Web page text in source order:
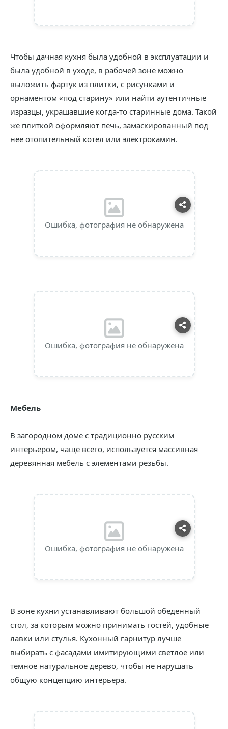
Чтобы дачная кухня была удобной в эксплуатации и
была удобной в уходе, в рабочей зоне можно
выложить фартук из плитки, с рисунками и
орнаментом «под старину» или найти аутентичные
изразцы, украшавшие когда-то старинные дома. Такой
же плиткой оформляют печь, замаскированный под
нее отопительный котел или электрокамин.
Ошибка, фотография не обнаружена
Ошибка, фотография не обнаружена
Мебель
В загородном доме с традиционно русским
интерьером, чаще всего, используется массивная
деревянная мебель с элементами резьбы.
Ошибка, фотография не обнаружена
В зоне кухни устанавливают большой обеденный
стол, за которым можно принимать гостей, удобные
лавки или стулья. Кухонный гарнитур лучше
выбирать с фасадами имитирующими светлое или
темное натуральное дерево, чтобы не нарушать
общую концепцию интерьера.